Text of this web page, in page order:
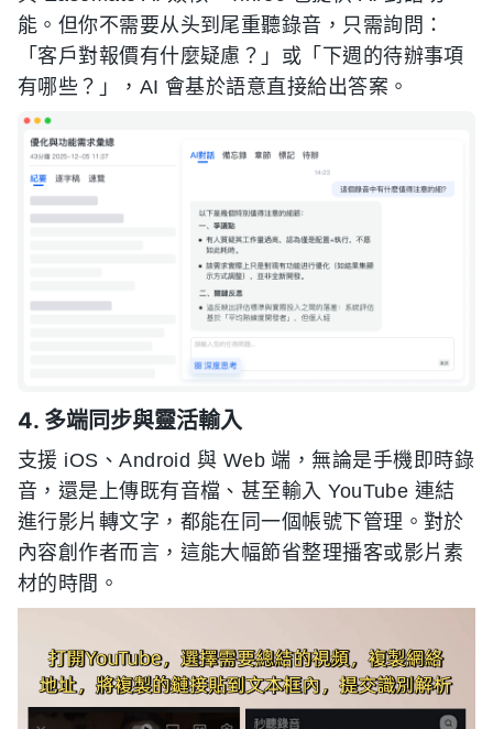
能。但你不需要从头到尾重聽錄音，只需詢問：
「客戶對報價有什麼疑慮？」或「下週的待辦事項
有哪些？」，AI 會基於語意直接給出答案。
4. 多端同步與靈活輸入
支援 iOS、Android 與 Web 端，無論是手機即時錄
音，還是上傳既有音檔、甚至輸入 YouTube 連結
進行影片轉文字，都能在同一個帳號下管理。對於
內容創作者而言，這能大幅節省整理播客或影片素
材的時間。